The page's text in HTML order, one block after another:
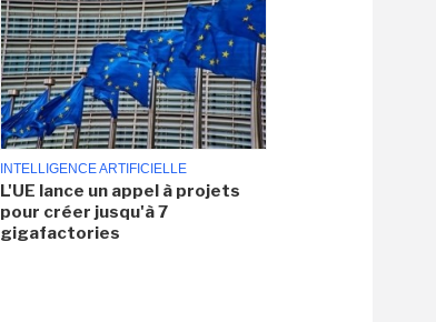
INTELLIGENCE ARTIFICIELLE
L'UE lance un appel à projets
pour créer jusqu'à 7
gigafactories